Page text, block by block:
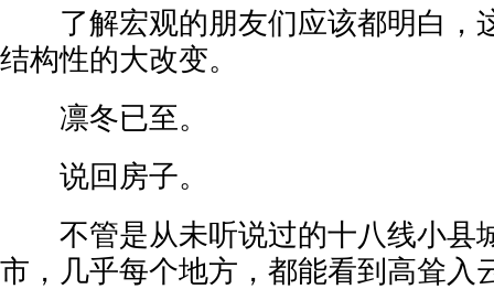
了解宏观的朋友们应该都明白，
结构性的大改变。
凛冬已至。
说回房子。
不管是从未听说过的十八线小县
市，几乎每个地方，都能看到高耸入